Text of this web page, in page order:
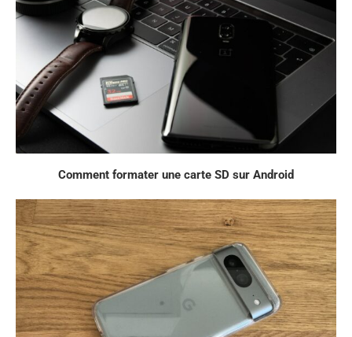
Comment formater une carte SD sur Android